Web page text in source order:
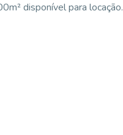
disponível para locação.